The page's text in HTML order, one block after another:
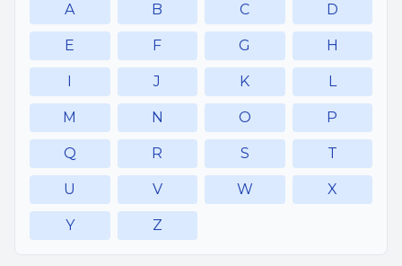
A B C D
E F G H
I J K L
M N O P
Q R S T
U V W X
Y Z